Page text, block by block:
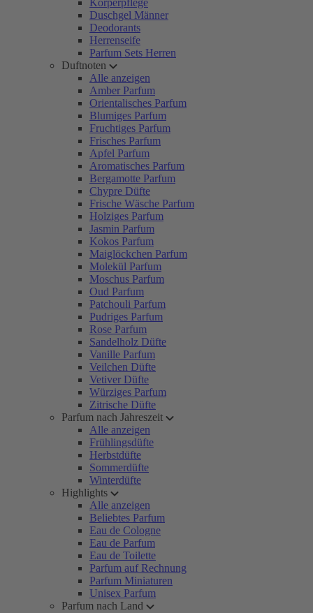
Körperpflege
Duschgel Männer
Deodorants
Herrenseife
Parfum Sets Herren
Duftnoten
Alle anzeigen
Amber Parfum
Orientalisches Parfum
Blumiges Parfum
Fruchtiges Parfum
Frisches Parfum
Apfel Parfum
Aromatisches Parfum
Bergamotte Parfum
Chypre Düfte
Frische Wäsche Parfum
Holziges Parfum
Jasmin Parfum
Kokos Parfum
Maiglöckchen Parfum
Molekül Parfum
Moschus Parfum
Oud Parfum
Patchouli Parfum
Pudriges Parfum
Rose Parfum
Sandelholz Düfte
Vanille Parfum
Veilchen Düfte
Vetiver Düfte
Würziges Parfum
Zitrische Düfte
Parfum nach Jahreszeit
Alle anzeigen
Frühlingsdüfte
Herbstdüfte
Sommerdüfte
Winterdüfte
Highlights
Alle anzeigen
Beliebtes Parfum
Eau de Cologne
Eau de Parfum
Eau de Toilette
Parfum auf Rechnung
Parfum Miniaturen
Unisex Parfum
Parfum nach Land